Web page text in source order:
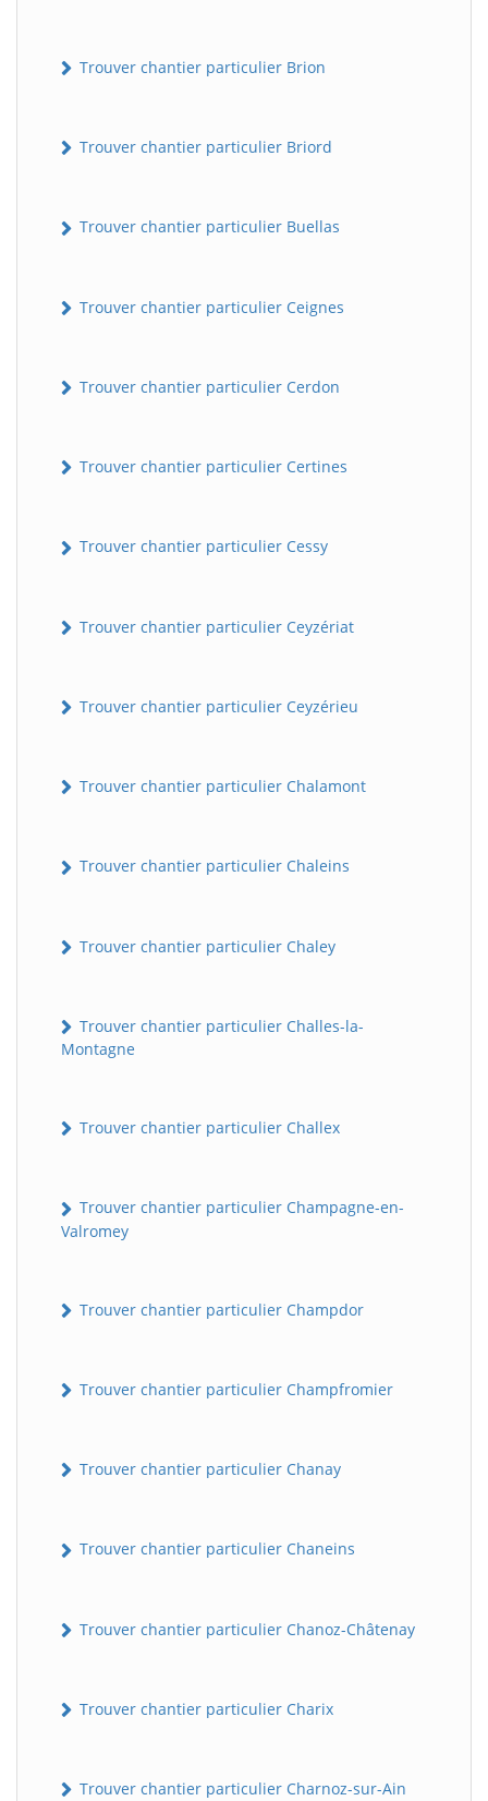
Trouver chantier particulier Brion
Trouver chantier particulier Briord
Trouver chantier particulier Buellas
Trouver chantier particulier Ceignes
Trouver chantier particulier Cerdon
Trouver chantier particulier Certines
Trouver chantier particulier Cessy
Trouver chantier particulier Ceyzériat
Trouver chantier particulier Ceyzérieu
Trouver chantier particulier Chalamont
Trouver chantier particulier Chaleins
Trouver chantier particulier Chaley
Trouver chantier particulier Challes-la-
Montagne
Trouver chantier particulier Challex
Trouver chantier particulier Champagne-en-
Valromey
Trouver chantier particulier Champdor
Trouver chantier particulier Champfromier
Trouver chantier particulier Chanay
Trouver chantier particulier Chaneins
Trouver chantier particulier Chanoz-Châtenay
Trouver chantier particulier Charix
Trouver chantier particulier Charnoz-sur-Ain